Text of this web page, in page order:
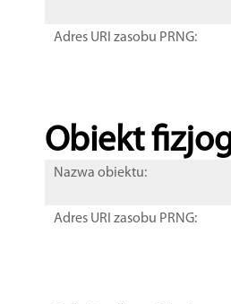
Adres URI zasobu PRNG:
Obiekt
Nazwa obiektu:
Adres URI zasobu PRNG: